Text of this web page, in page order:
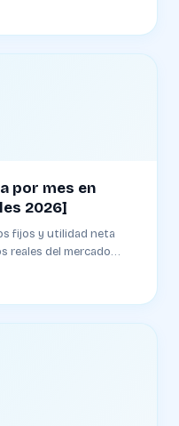
por mes en
2026]
fijos y utilidad neta
reales del mercado